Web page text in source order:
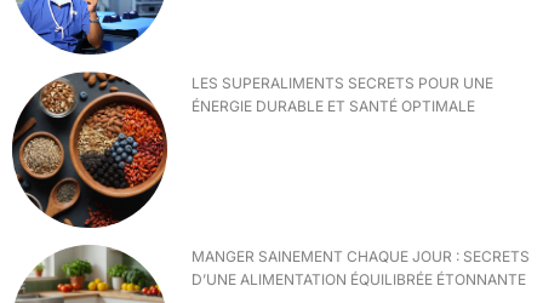
LES SUPERALIMENTS SECRETS POUR UNE
ÉNERGIE DURABLE ET SANTÉ OPTIMALE
MANGER SAINEMENT CHAQUE JOUR : SECRETS
D’UNE ALIMENTATION ÉQUILIBRÉE ÉTONNANTE